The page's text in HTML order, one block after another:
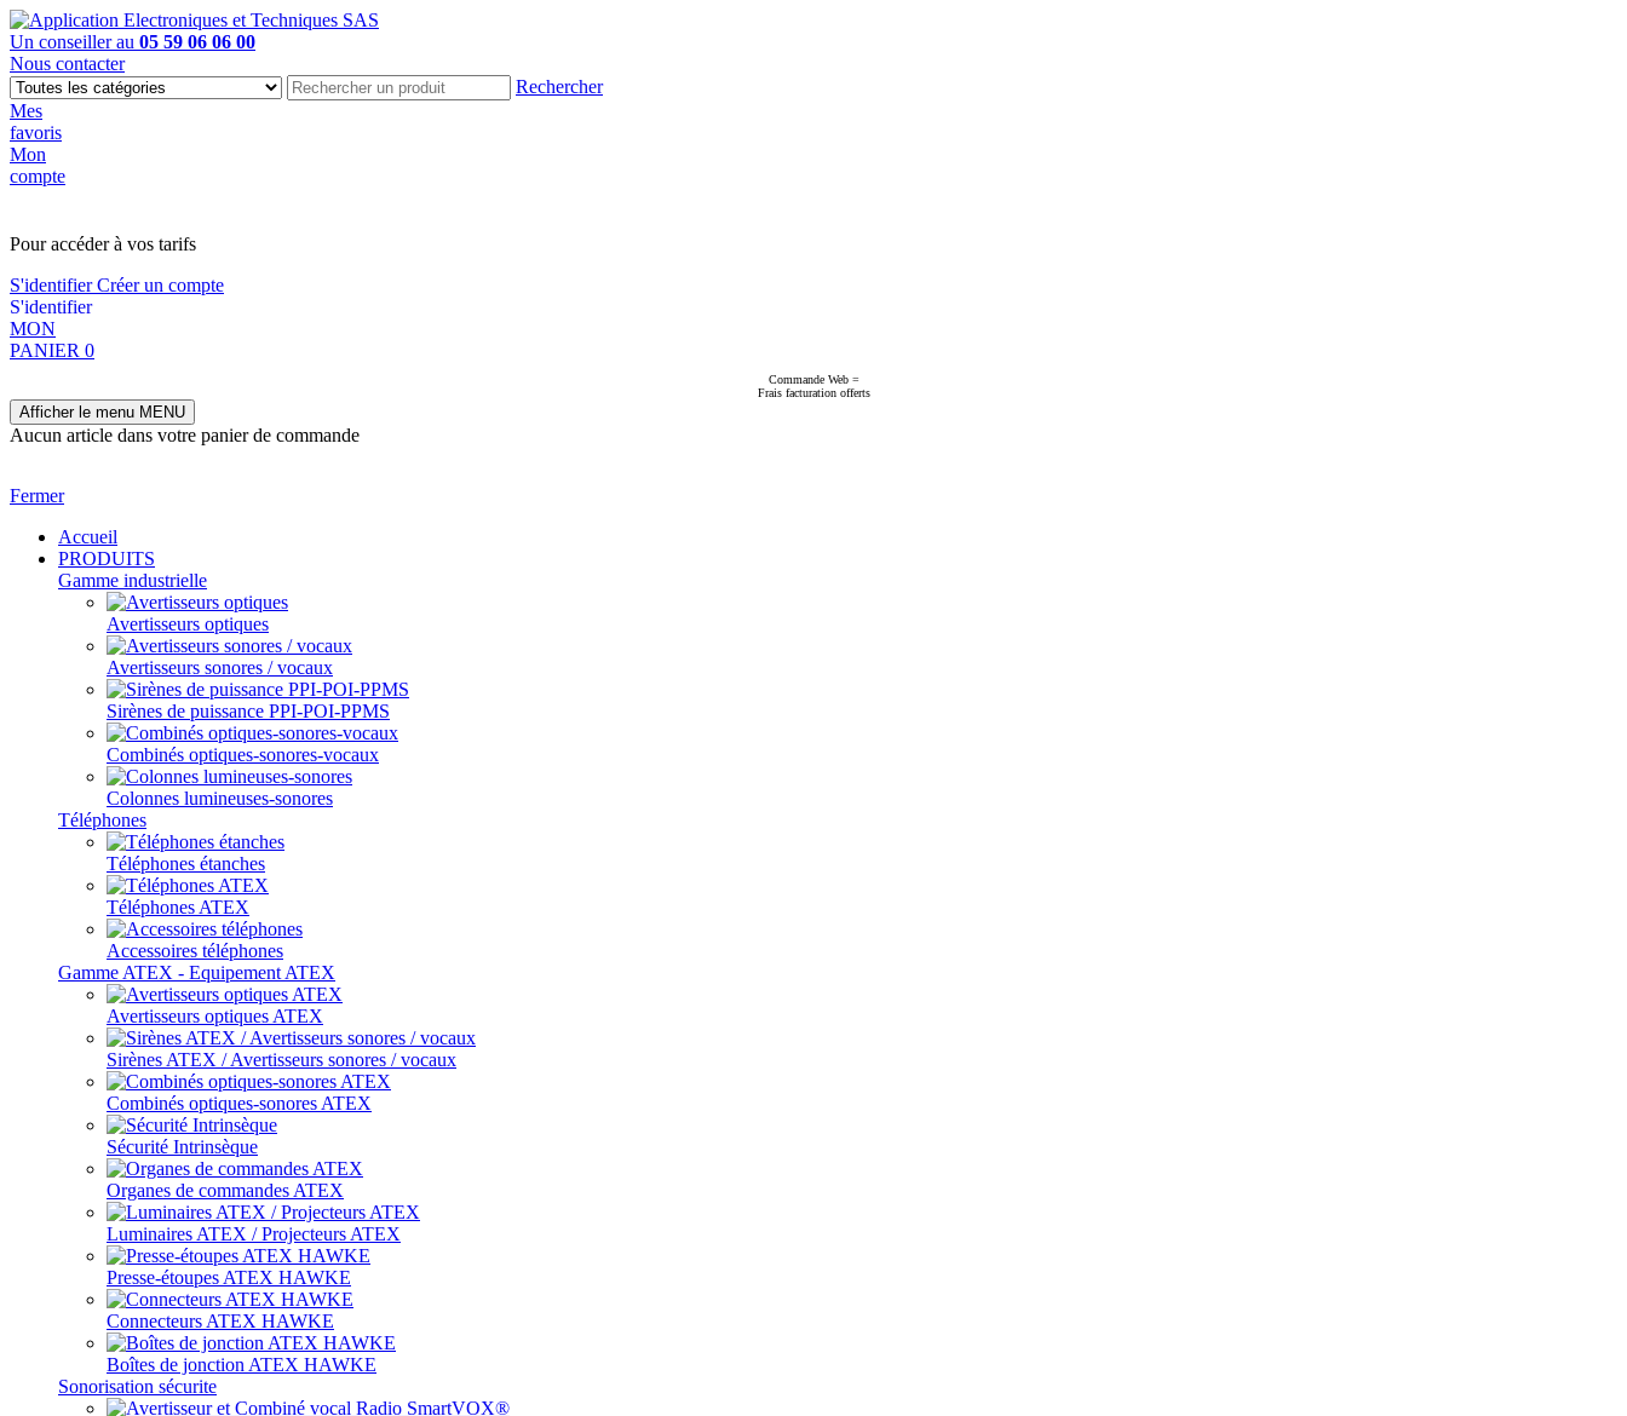
Un conseiller au 05 59 06 06 00
Nous contacter
Rechercher
Mes
favoris
Mon
compte
Pour accéder à vos tarifs
S'identifierCréer un compte
S'identifier
MON
PANIER 0
Commande Web =
Frais facturation offerts
Afficher le menu MENU
Aucun article dans votre panier de commande
Fermer
Accueil
PRODUITS
Gamme industrielle
Avertisseurs optiques
Avertisseurs sonores / vocaux
Sirènes de puissance PPI-POI-PPMS
Combinés optiques-sonores-vocaux
Colonnes lumineuses-sonores
Téléphones
Téléphones étanches
Téléphones ATEX
Accessoires téléphones
Gamme ATEX - Equipement ATEX
Avertisseurs optiques ATEX
Sirènes ATEX / Avertisseurs sonores / vocaux
Combinés optiques-sonores ATEX
Sécurité Intrinsèque
Organes de commandes ATEX
Luminaires ATEX / Projecteurs ATEX
Presse-étoupes ATEX HAWKE
Connecteurs ATEX HAWKE
Boîtes de jonction ATEX HAWKE
Sonorisation sécurite